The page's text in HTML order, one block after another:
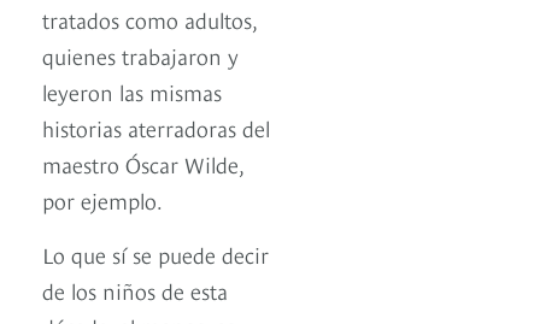
tratados como adultos,
quienes trabajaron y
leyeron las mismas
historias aterradoras del
maestro Óscar Wilde,
por ejemplo.
Lo que sí se puede decir
de los niños de esta